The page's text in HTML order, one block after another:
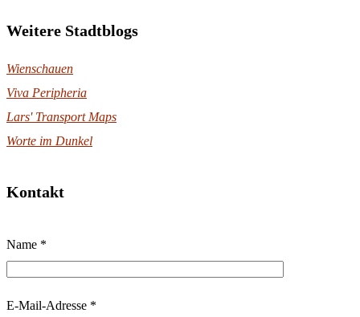
Weitere Stadtblogs
Wienschauen
Viva Peripheria
Lars' Transport Maps
Worte im Dunkel
Kontakt
t
t
Name *
E-Mail-Adresse *